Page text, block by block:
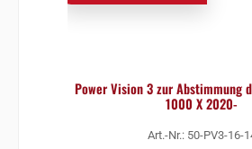
Power Vision 3 zur Abstimmung
1000 X 2020-
Art.-Nr.: 50-PV3-16-